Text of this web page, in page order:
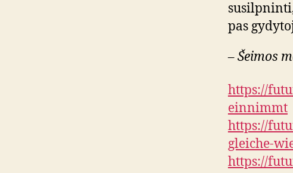
pas
– Šeimos
https://
einnimmt
https://
gleiche-
https://